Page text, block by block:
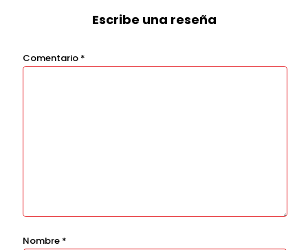
Escribe una reseña
Comentario *
Nombre *